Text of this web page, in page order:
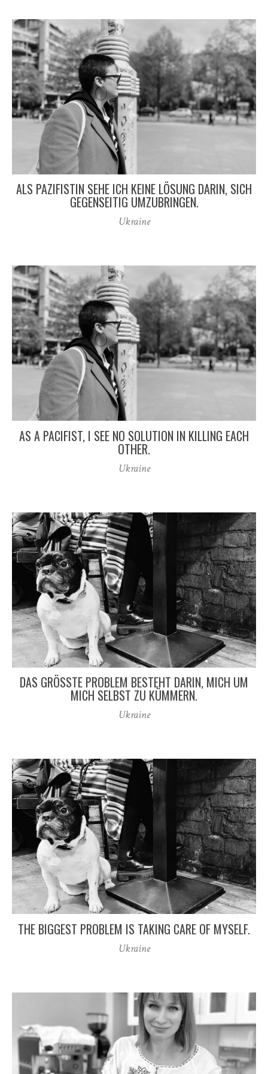
ALS PAZIFISTIN SEHE ICH KEINE LÖSUNG DARIN, SICH
GEGENSEITIG UMZUBRINGEN.
Ukraine
AS A PACIFIST, I SEE NO SOLUTION IN KILLING EACH
OTHER.
Ukraine
DAS GRÖSSTE PROBLEM BESTEHT DARIN, MICH UM M
ICH SELBST ZU KÜMMERN.
Ukraine
THE BIGGEST PROBLEM IS TAKING CARE OF MYSELF.
Ukraine